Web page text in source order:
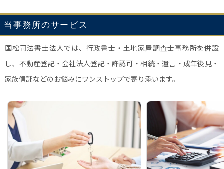
当事務所のサービス
国松司法書士法人では、行政書士・土地家屋調査士事務所を併設
し、不動産登記・会社法人登記・許認可・相続・遺言・成年後見・
家族信託などのお悩みにワンストップで寄り添います。